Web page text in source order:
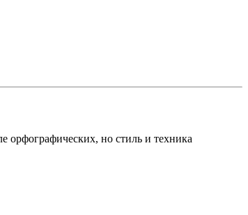
орфографических, но стиль и техника